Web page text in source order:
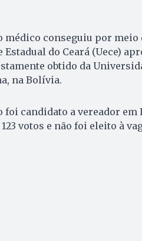
médico conseguiu por
Estadual do Ceará (Uece)
obtido da
na Bolívia.
foi candidato a vereador
votos e não foi eleito à